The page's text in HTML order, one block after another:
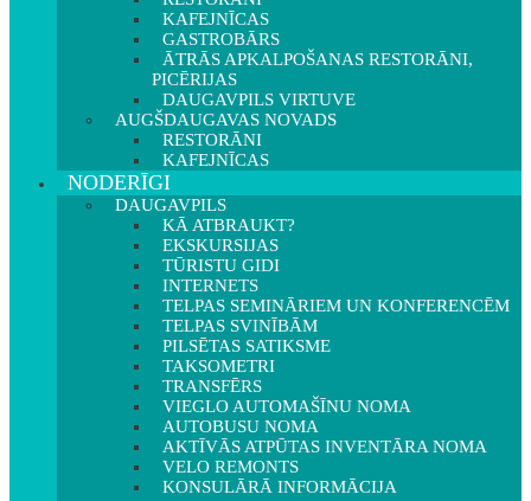
KAFEJNĪCAS
GASTROBĀRS
ĀTRĀS APKALPOŠANAS RESTORĀNI,
PICĒRIJAS
DAUGAVPILS VIRTUVE
AUGŠDAUGAVAS NOVADS
RESTORĀNI
KAFEJNĪCAS
NODERĪGI
DAUGAVPILS
KĀ ATBRAUKT?
EKSKURSIJAS
TŪRISTU GIDI
INTERNETS
TELPAS SEMINĀRIEM UN KONFERENCĒM
TELPAS SVINĪBĀM
PILSĒTAS SATIKSME
TAKSOMETRI
TRANSFĒRS
VIEGLO AUTOMAŠĪNU NOMA
AUTOBUSU NOMA
AKTĪVĀS ATPŪTAS INVENTĀRA NOMA
VELO REMONTS
KONSULĀRĀ INFORMĀCIJA